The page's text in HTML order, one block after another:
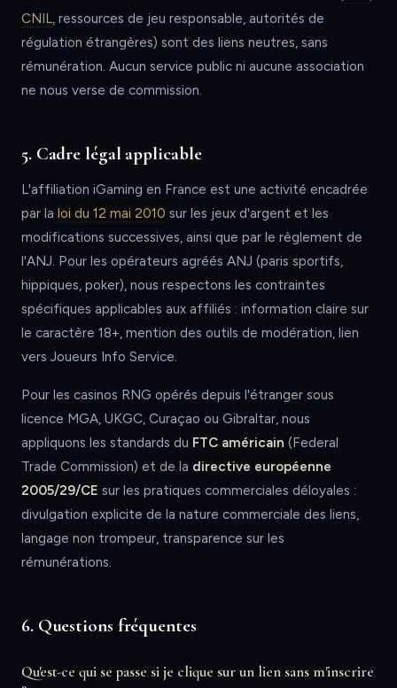
CNIL, ressources de jeu responsable, autorités de
régulation étrangères) sont des liens neutres, sans
rémunération. Aucun service public ni aucune association
ne nous verse de commission.
5. Cadre légal applicable
L'affiliation iGaming en France est une activité encadrée
par la loi du 12 mai 2010 sur les jeux d'argent et les
modifications successives, ainsi que par le règlement de
l'ANJ. Pour les opérateurs agréés ANJ (paris sportifs,
hippiques, poker), nous respectons les contraintes
spécifiques applicables aux affiliés : information claire sur
le caractère 18+, mention des outils de modération, lien
vers Joueurs Info Service.
Pour les casinos RNG opérés depuis l'étranger sous
licence MGA, UKGC, Curaçao ou Gibraltar, nous
appliquons les standards du FTC américain (Federal
Trade Commission) et de la directive européenne
2005/29/CE sur les pratiques commerciales déloyales :
divulgation explicite de la nature commerciale des liens,
langage non trompeur, transparence sur les
rémunérations.
6. Questions fréquentes
Qu'est-ce qui se passe si je clique sur un lien sans m'inscrire